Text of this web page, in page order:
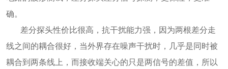
确。
差分探头性价比很高，抗干扰能力强，因为两根差分走
线之间的耦合很好，当外界存在噪声干扰时，几乎是同时被
耦合到两条线上，而接收端关心的只是两信号的差值，所以